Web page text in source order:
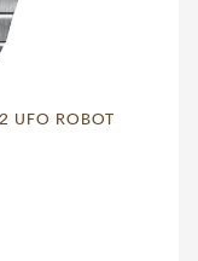
UFO ROBOT